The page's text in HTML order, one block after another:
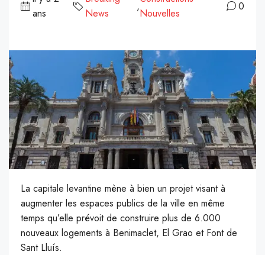
ans
News
,
Nouvelles
0
La capitale levantine mène à bien un projet visant à
augmenter les espaces publics de la ville en même
temps qu’elle prévoit de construire plus de 6.000
nouveaux logements à Benimaclet, El Grao et Font de
Sant Lluís.